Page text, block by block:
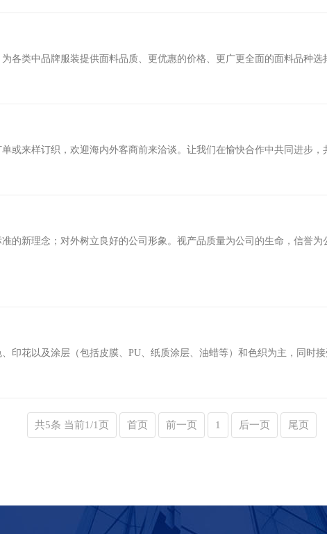
各类中品牌服装提供面料品质、更优惠的价格、更广更全面的面料品种选
或来样订织，欢迎海内外客商前来洽谈。让我们在愉快合作中共同进步，
的新理念；对外树立良好的公司形象。视产品质量为公司的生命，信誉
印花以及涂层（包括皮膜、PU、纸质涂层、油蜡等）和色织为主，同时
共5条 当前1/1页 首页 前一页 1 后一页 尾页